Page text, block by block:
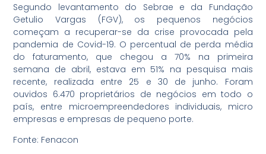
Segundo levantamento do Sebrae e da Fundação
Getulio Vargas (FGV), os pequenos negócios
começam a recuperar-se da crise provocada pela
pandemia de Covid-19. O percentual de perda média
do faturamento, que chegou a 70% na primeira
semana de abril, estava em 51% na pesquisa mais
recente, realizada entre 25 e 30 de junho. Foram
ouvidos 6.470 proprietários de negócios em todo o
país, entre microempreendedores individuais, micro
empresas e empresas de pequeno porte.
Fonte: Fenacon